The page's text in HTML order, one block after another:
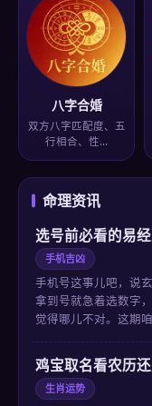
八字合婚
双方八字匹配度、五
行相合、性…
命理资讯
选号前必看的易
手机吉凶
手机号这事儿吧，说
拿到号就急着选数字
觉得哪儿不对。这期
鸡宝取名看农历
生肖运势